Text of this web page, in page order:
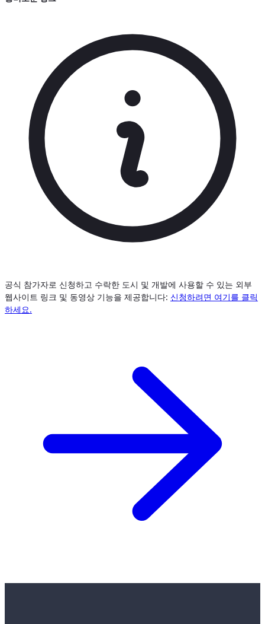
공식 참가자로 신청하고 수락한 도시 및 개발에 사용할 수 있는 외부
웹사이트 링크 및 동영상 기능을 제공합니다: 신청하려면 여기를 클릭
하세요.